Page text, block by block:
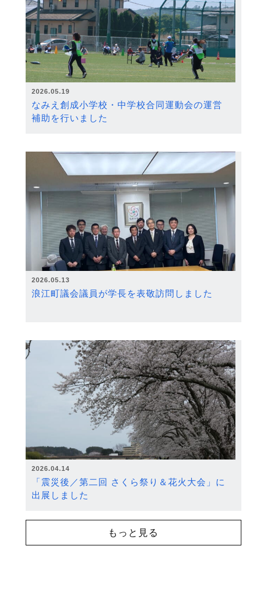
2026.05.19
なみえ創成小学校・中学校合同運動会の運営
補助を行いました
2026.05.13
浪江町議会議員が学長を表敬訪問しました
2026.04.14
「震災後／第二回 さくら祭り＆花火大会」に
出展しました
もっと見る